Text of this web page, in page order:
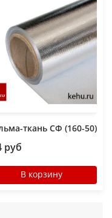
ткань СФ (160-50)
руб
В корзину